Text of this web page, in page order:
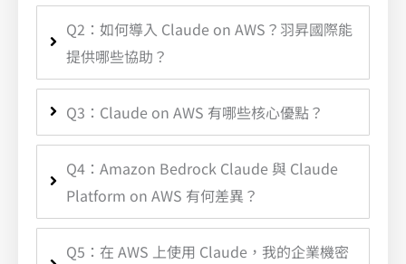
Q2：如何導入 Claude on AWS？羽昇國際能
提供哪些協助？
Q3：Claude on AWS 有哪些核心優點？
Q4：Amazon Bedrock Claude 與 Claude
Platform on AWS 有何差異？
Q5：在 AWS 上使用 Claude，我的企業機密